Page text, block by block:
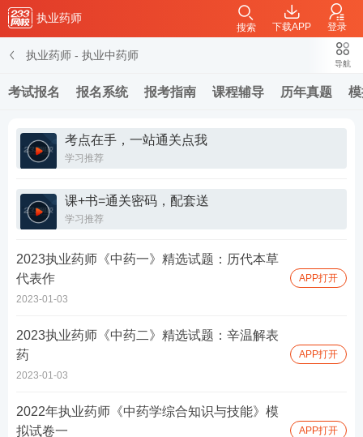
执业药师
下载APP 登录
搜索
执业药师 - 执业中药师
考试报名 报名系统 报考指南 课程辅导 历年真题
导航
考点在手，一站通关点我
学习推荐
课+书=通关密码，配套送
学习推荐
2023执业药师《中药一》精选试题：历代本草
代表作
2023-01-03
APP打开
2023执业药师《中药二》精选试题：辛温解表
药
2023-01-03
APP打开
2022年执业药师《中药学综合知识与技能》模
拟试卷一
APP打开